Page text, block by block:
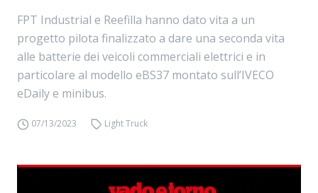
FPT Industrial e Reefilla hanno dato vita a un
progetto pilota finalizzato a dare una seconda vita
alle batterie dei veicoli commerciali elettrici e in
particolare al modello eBS37 montato sull’IVECO
eDaily e minibus.
07/13/2023 Light Truck